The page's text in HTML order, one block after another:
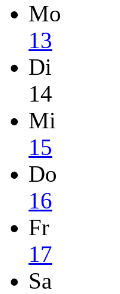
Mo
13
Di
14
Mi
15
Do
16
Fr
17
Sa